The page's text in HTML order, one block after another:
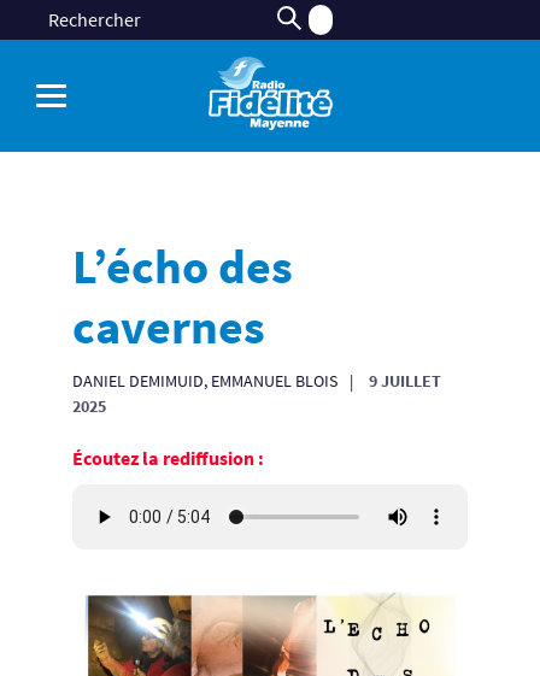
L’écho des
cavernes
DANIEL DEMIMUID, EMMANUEL BLOIS
9 JUILLET
2025
Écoutez la rediffusion :